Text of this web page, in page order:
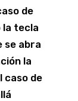
de
la tecla
se abra
la
caso de